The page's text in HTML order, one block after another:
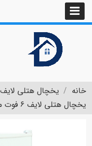
خانه
یخچال هتلی لایف
یخچال هتلی لایف ۶ فوت مدل R06